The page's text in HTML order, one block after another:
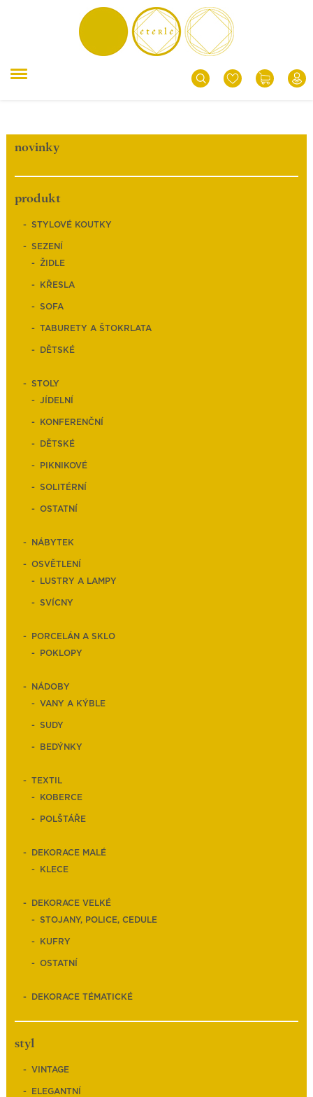
novinky
produkt
STYLOVÉ KOUTKY
SEZENÍ
ŽIDLE
KŘESLA
SOFA
TABURETY A ŠTOKRLATA
DĚTSKÉ
STOLY
JÍDELNÍ
KONFERENČNÍ
DĚTSKÉ
PIKNIKOVÉ
SOLITÉRNÍ
OSTATNÍ
NÁBYTEK
OSVĚTLENÍ
LUSTRY A LAMPY
SVÍCNY
PORCELÁN A SKLO
POKLOPY
NÁDOBY
VANY A KÝBLE
SUDY
BEDÝNKY
TEXTIL
KOBERCE
POLŠTÁŘE
DEKORACE MALÉ
KLECE
DEKORACE VELKÉ
STOJANY, POLICE, CEDULE
KUFRY
OSTATNÍ
DEKORACE TÉMATICKÉ
styl
VINTAGE
ELEGANTNÍ